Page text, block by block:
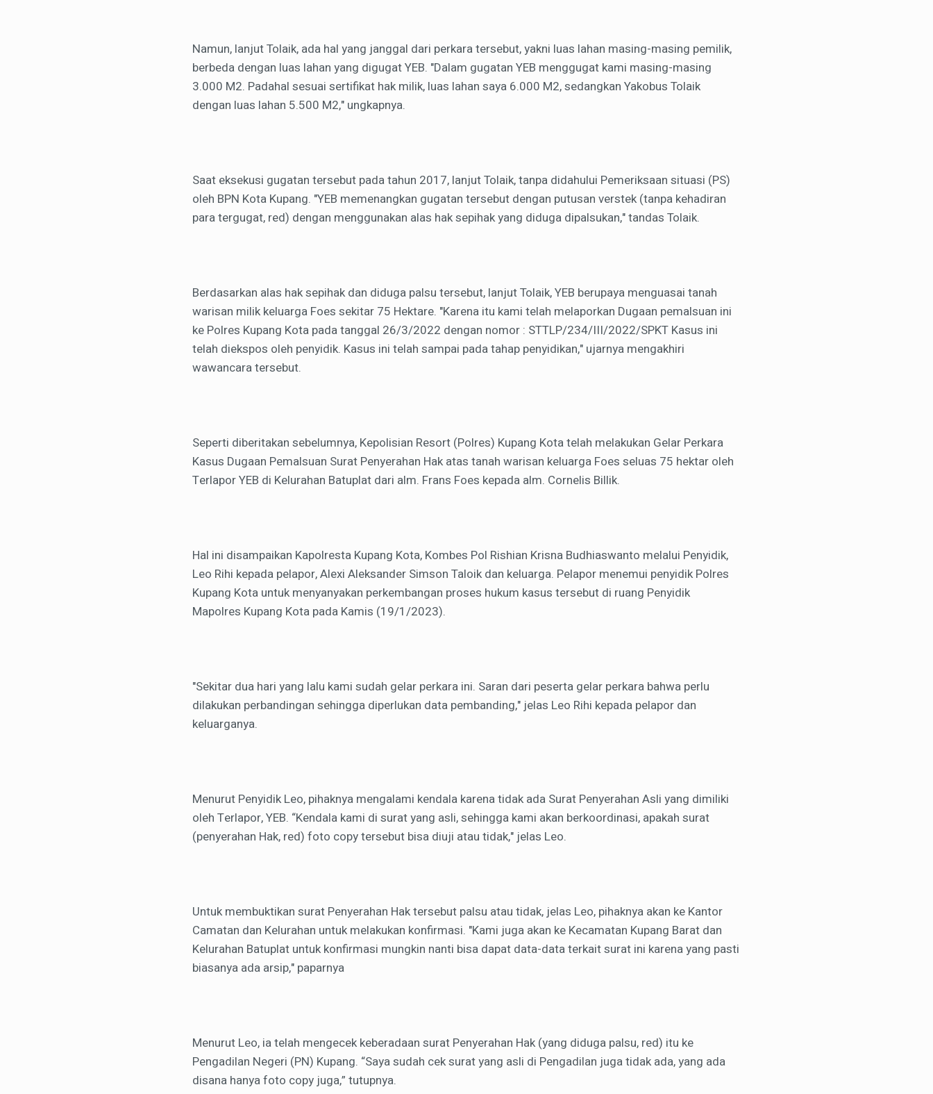
Namun, lanjut Tolaik, ada hal yang janggal dari perkara tersebut, yakni luas lahan masing-masing pemilik,
berbeda dengan luas lahan yang digugat YEB. "Dalam gugatan YEB menggugat kami masing-masing
3.000 M2. Padahal sesuai sertifikat hak milik, luas lahan saya 6.000 M2, sedangkan Yakobus Tolaik
dengan luas lahan 5.500 M2," ungkapnya.
Saat eksekusi gugatan tersebut pada tahun 2017, lanjut Tolaik, tanpa didahului Pemeriksaan situasi (PS)
oleh BPN Kota Kupang. "YEB memenangkan gugatan tersebut dengan putusan verstek (tanpa kehadiran
para tergugat, red) dengan menggunakan alas hak sepihak yang diduga dipalsukan," tandas Tolaik.
Berdasarkan alas hak sepihak dan diduga palsu tersebut, lanjut Tolaik, YEB berupaya menguasai tanah
warisan milik keluarga Foes sekitar 75 Hektare. "Karena itu kami telah melaporkan Dugaan pemalsuan ini
ke Polres Kupang Kota pada tanggal 26/3/2022 dengan nomor : STTLP/234/III/2022/SPKT Kasus ini
telah diekspos oleh penyidik. Kasus ini telah sampai pada tahap penyidikan," ujarnya mengakhiri
wawancara tersebut.
Seperti diberitakan sebelumnya, Kepolisian Resort (Polres) Kupang Kota telah melakukan Gelar Perkara
Kasus Dugaan Pemalsuan Surat Penyerahan Hak atas tanah warisan keluarga Foes seluas 75 hektar oleh
Terlapor YEB di Kelurahan Batuplat dari alm. Frans Foes kepada alm. Cornelis Billik.
Hal ini disampaikan Kapolresta Kupang Kota, Kombes Pol Rishian Krisna Budhiaswanto melalui Penyidik,
Leo Rihi kepada pelapor, Alexi Aleksander Simson Taloik dan keluarga. Pelapor menemui penyidik Polres
Kupang Kota untuk menyanyakan perkembangan proses hukum kasus tersebut di ruang Penyidik
Mapolres Kupang Kota pada Kamis (19/1/2023).
"Sekitar dua hari yang lalu kami sudah gelar perkara ini. Saran dari peserta gelar perkara bahwa perlu
dilakukan perbandingan sehingga diperlukan data pembanding," jelas Leo Rihi kepada pelapor dan
keluarganya.
Menurut Penyidik Leo, pihaknya mengalami kendala karena tidak ada Surat Penyerahan Asli yang dimiliki
oleh Terlapor, YEB. “Kendala kami di surat yang asli, sehingga kami akan berkoordinasi, apakah surat
(penyerahan Hak, red) foto copy tersebut bisa diuji atau tidak," jelas Leo.
Untuk membuktikan surat Penyerahan Hak tersebut palsu atau tidak, jelas Leo, pihaknya akan ke Kantor
Camatan dan Kelurahan untuk melakukan konfirmasi. "Kami juga akan ke Kecamatan Kupang Barat dan
Kelurahan Batuplat untuk konfirmasi mungkin nanti bisa dapat data-data terkait surat ini karena yang pasti
biasanya ada arsip," paparnya
Menurut Leo, ia telah mengecek keberadaan surat Penyerahan Hak (yang diduga palsu, red) itu ke
Pengadilan Negeri (PN) Kupang. “Saya sudah cek surat yang asli di Pengadilan juga tidak ada, yang ada
disana hanya foto copy juga,” tutupnya.